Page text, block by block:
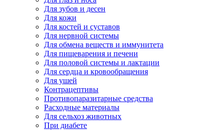
Для зубов и десен
Для кожи
Для костей и суставов
Для нервной системы
Для обмена веществ и иммунитета
Для пищеварения и печени
Для половой системы и лактации
Для сердца и кровообращения
Для ушей
Контрацептивы
Противопаразитарные средства
Расходные материалы
Для сельхоз животных
При диабете